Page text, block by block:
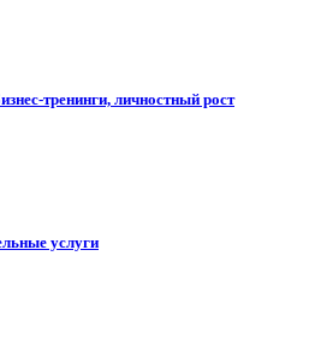
тренинги, личностный рост
услуги